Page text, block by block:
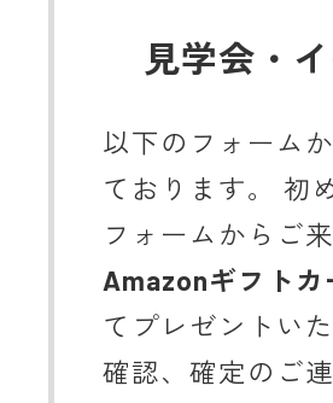
見学会・
以下のフォーム
ております。 初
フォームからご
Amazonギフト
てプレゼントい
確認、確定のご